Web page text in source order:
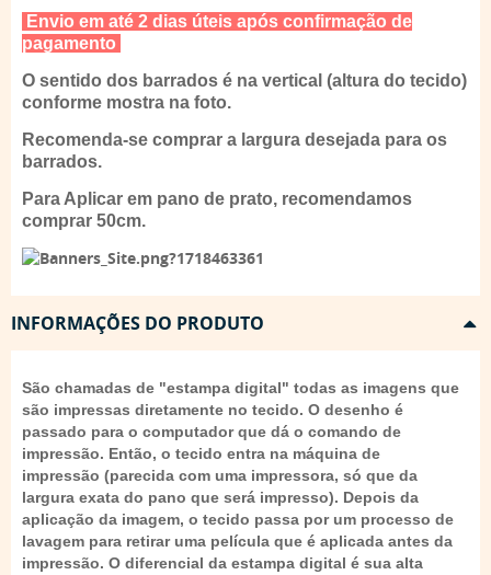
Envio em até 2 dias úteis após confirmação de
pagamento
O sentido dos barrados é na vertical (altura do tecido)
conforme mostra na foto.
Recomenda-se comprar a largura desejada para os
barrados.
Para Aplicar em pano de prato, recomendamos
comprar 50cm.
INFORMAÇÕES DO PRODUTO
São chamadas de "estampa digital" todas as imagens que
são impressas diretamente no tecido. O desenho é
passado para o computador que dá o comando de
impressão. Então, o tecido entra na máquina de
impressão (parecida com uma impressora, só que da
largura exata do pano que será impresso). Depois da
aplicação da imagem, o tecido passa por um processo de
lavagem para retirar uma película que é aplicada antes da
impressão. O diferencial da estampa digital é sua alta